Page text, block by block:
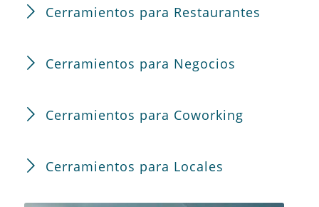
Cerramientos para Restaurantes
Cerramientos para Negocios
Cerramientos para Coworking
Cerramientos para Locales